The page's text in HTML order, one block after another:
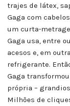
trajes de látex,
Gaga com
um curta-
Gaga usa, entre
acesos e, em
refrigerante.
Gaga
própria –
Milhões de